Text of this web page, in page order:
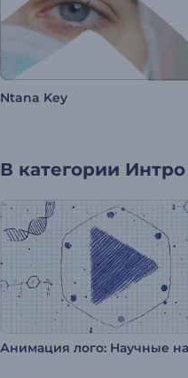
Ntana Key
В категории